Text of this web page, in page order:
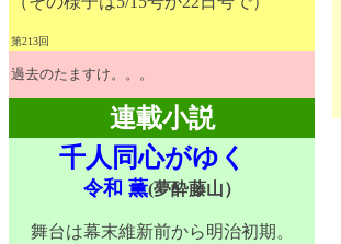
第213回
過去のたますけ。。。
連載小説
千人同心がゆく
令和 薫(夢酔藤山）
舞台は幕末維新前から明治初期。